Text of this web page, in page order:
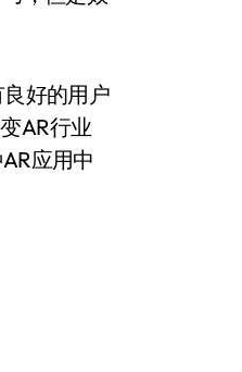
好的用户
AR行业
应用中